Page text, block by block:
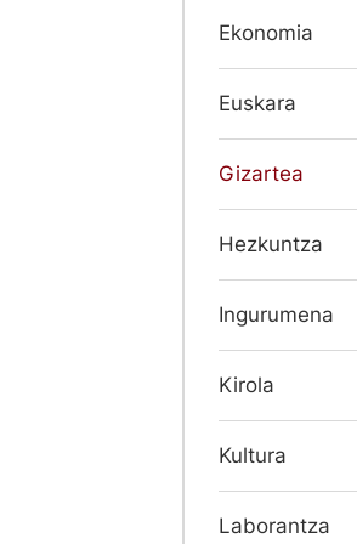
Ekonomia
Euskara
Gizartea
Hezkuntza
Ingurumena
Kirola
Kultura
Laborantza